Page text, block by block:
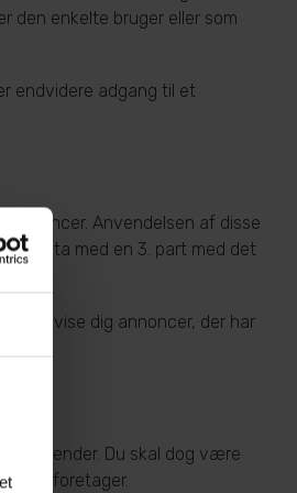
den enkelte bruger eller som
endvidere adgang til et
Anvendelsen af disse
data med en 3. part med det
at vise dig annoncer, der har
anvender. Du skal dog være
du foretager.